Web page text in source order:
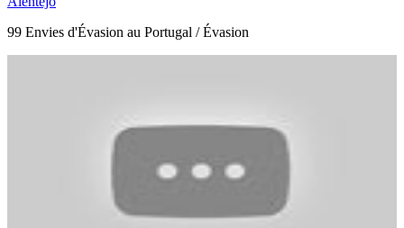
99 Envies d'Évasion au Portugal / Évasion